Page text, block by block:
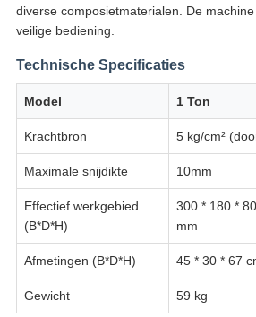
diverse composietmaterialen. De
veilige bediening.
Technische Specificaties
Model 1 Ton
Krachtbron 5 kg/cm²
Maximale snijdikte 10mm
Effectief werkgebied
(B*D*H)
300 * 180 * 80
mm
Afmetingen (B*D*H) 45 * 30 * 67
Gewicht 59 kg